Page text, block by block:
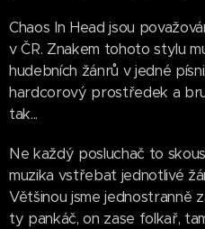
Chaos In Head jsou
v ČR. Znakem tohoto stylu
hudebních žánrů v jedné
hardcorový prostředek a
tak...
Ne každý posluchač to
muzika vstřebat jednotlivé
Většinou jsme jednostranně
ty pankáč, on zase folkař,